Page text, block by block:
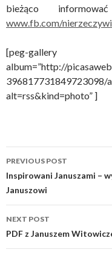
bieżąco
www.fb.com/
[peg-gallery
album=”http://
396817731849723098/
alt=rss&kind=photo” ]
Post
navigation
PREVIOUS POST
Inspirowani Januszami –
Januszowi
NEXT POST
PDF z Januszem